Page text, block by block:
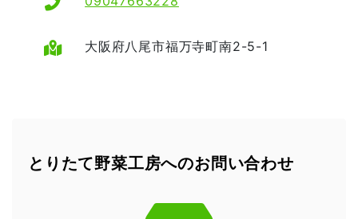
大阪府八尾市福万寺町南2-5-1
とりたて野菜工房へのお問い合わせ